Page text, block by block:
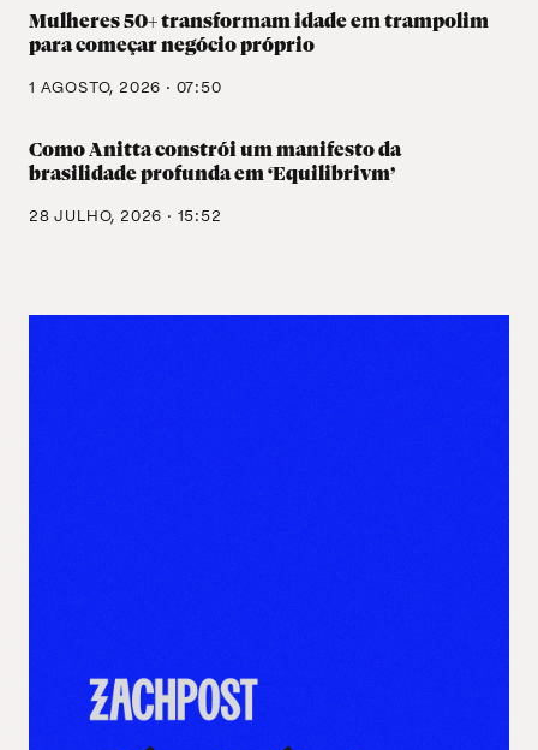
Mulheres 50+ transformam idade em trampolim
para começar negócio próprio
1 AGOSTO, 2026 · 07:50
Como Anitta constrói um manifesto da
brasilidade profunda em ‘Equilibrivm’
28 JULHO, 2026 · 15:52